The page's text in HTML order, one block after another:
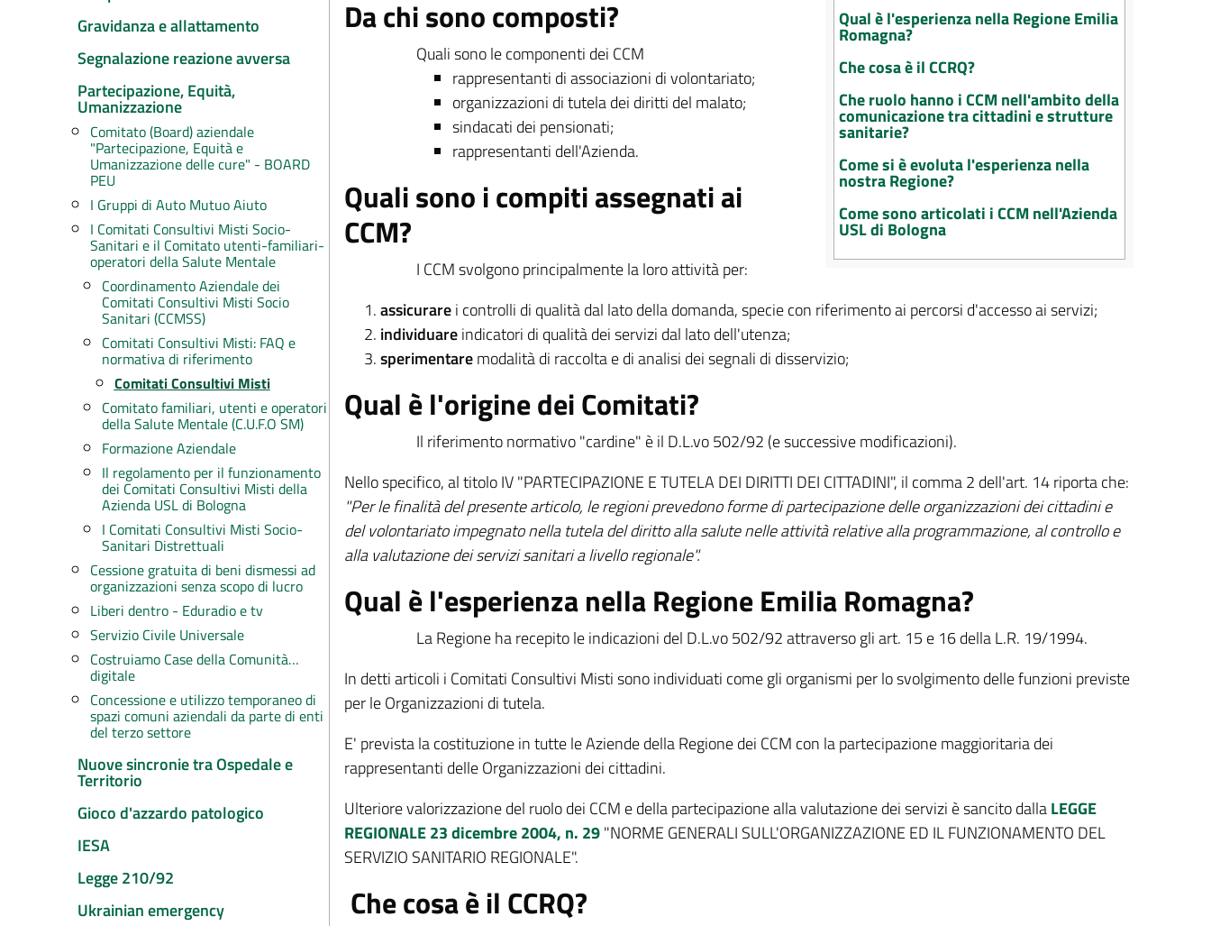
Gravidanza e allattamento
Segnalazione reazione avversa
Partecipazione, Equità,
Umanizzazione
Comitato (Board) aziendale
"Partecipazione, Equità e
Umanizzazione delle cure" - BOARD
PEU
I Gruppi di Auto Mutuo Aiuto
I Comitati Consultivi Misti Socio-
Sanitari e il Comitato utenti-familiari-
operatori della Salute Mentale
Coordinamento Aziendale dei
Comitati Consultivi Misti Socio
Sanitari (CCMSS)
Comitati Consultivi Misti: FAQ e
normativa di riferimento
Comitati Consultivi Misti
Comitato familiari, utenti e operatori
della Salute Mentale (C.U.F.O SM)
Formazione Aziendale
Il regolamento per il funzionamento
dei Comitati Consultivi Misti della
Azienda USL di Bologna
I Comitati Consultivi Misti Socio-
Sanitari Distrettuali
Cessione gratuita di beni dismessi ad
organizzazioni senza scopo di lucro
Liberi dentro - Eduradio e tv
Servizio Civile Universale
Costruiamo Case della Comunità…
digitale
Concessione e utilizzo temporaneo di
spazi comuni aziendali da parte di enti
del terzo settore
Nuove sincronie tra Ospedale e
Territorio
Gioco d'azzardo patologico
IESA
Legge 210/92
Ukrainian emergency
Qual è l'esperienza nella Regione Emilia
Romagna?
Che cosa è il CCRQ?
Che ruolo hanno i CCM nell'ambito della
comunicazione tra cittadini e strutture
sanitarie?
Come si è evoluta l'esperienza nella
nostra Regione?
Come sono articolati i CCM nell'Azienda
USL di Bologna
Da chi sono composti?
Quali sono le componenti dei CCM
rappresentanti di associazioni di volontariato;
organizzazioni di tutela dei diritti del malato;
sindacati dei pensionati;
rappresentanti dell'Azienda.
Quali sono i compiti assegnati ai
CCM?
I CCM svolgono principalmente la loro attività per:
assicurarei controlli di qualità dal lato della domanda, specie con riferimento ai percorsi d'accesso ai servizi;
individuareindicatori di qualità dei servizi dal lato dell'utenza;
sperimentaremodalità di raccolta e di analisi dei segnali di disservizio;
Qual è l'origine dei Comitati?
Il riferimento normativo "cardine" è il D.L.vo 502/92 (e successive modificazioni).
Nello specifico, al titolo IV "PARTECIPAZIONE E TUTELA DEI DIRITTI DEI CITTADINI", il comma 2 dell'art. 14 riporta che:
"Per le finalità del presente articolo, le regioni prevedono forme di partecipazione delle organizzazioni dei cittadini e
del volontariato impegnato nella tutela del diritto alla salute nelle attività relative alla programmazione, al controllo e
alla valutazione dei servizi sanitari a livello regionale".
Qual è l'esperienza nella Regione Emilia Romagna?
La Regione ha recepito le indicazioni del D.L.vo 502/92 attraverso gli art. 15 e 16 della L.R. 19/1994.
In detti articoli i Comitati Consultivi Misti sono individuati come gli organismi per lo svolgimento delle funzioni previste
per le Organizzazioni di tutela.
E' prevista la costituzione in tutte le Aziende della Regione dei CCM con la partecipazione maggioritaria dei
rappresentanti delle Organizzazioni dei cittadini.
Ulteriore valorizzazione del ruolo dei CCM e della partecipazione alla valutazione dei servizi è sancito dallaLEGGE
REGIONALE 23 dicembre 2004, n. 29"NORME GENERALI SULL'ORGANIZZAZIONE ED IL FUNZIONAMENTO DEL
SERVIZIO SANITARIO REGIONALE".
Che cosa è il CCRQ?